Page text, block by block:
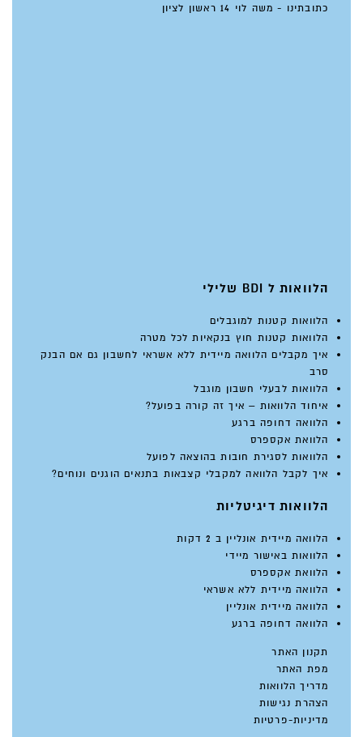
כתובתינו - משה לוי 14 ראשון לציון
הלוואות ל BDI שלילי
הלוואות קטנות למוגבלים
הלוואות קטנות חוץ בנקאיות לכל מטרה
איך מקבלים הלוואה מיידית ללא אשראי לחשבון גם אם הבנק
סרב
הלוואות לבעלי חשבון מוגבל
איחוד הלוואות – איך זה קורה בפועל?
הלוואה דחופה ברגע
הלוואת אקספרס
הלוואות לסגירת חובות בהוצאה לפועל
איך לקבל הלוואה למקבלי קצבאות בתנאים הוגנים ונוחים?
הלוואות דיגיטליות
הלוואה מיידית אונליין ב 2 דקות
הלוואות באישור מיידי
הלוואת אקספרס
הלוואה מיידית ללא אשראי
הלוואה מיידית אונליין
הלוואה דחופה ברגע
תקנון האתר
מפת האתר
מדריך הלוואות
הצהרת נגישות
מדיניות-פרטיות